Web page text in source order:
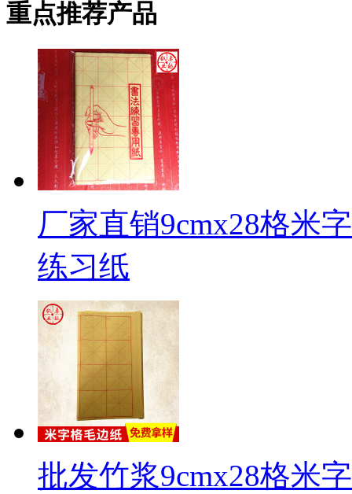
重点推荐产品
厂家直销9cmx28格米
练习纸
批发竹浆9cmx28格米